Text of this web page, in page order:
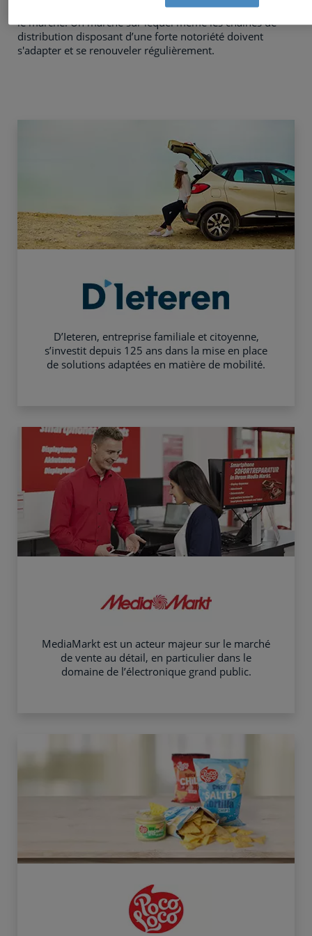
aussi les premiers ambassadeurs de votre marque dans
le marché. Un marché sur lequel même les chaînes de
distribution disposant d’une forte notoriété doivent
s'adapter et se renouveler régulièrement.
D’Ieteren, entreprise familiale et citoyenne,
s’investit depuis 125 ans dans la mise en place
de solutions adaptées en matière de mobilité.
MediaMarkt est un acteur majeur sur le marché
de vente au détail, en particulier dans le
domaine de l’électronique grand public.